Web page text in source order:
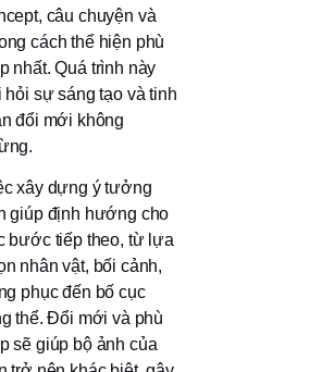
câu chuyện và
cách thể hiện phù
nhất. Quá trình này
hỏi sự sáng tạo và tinh
đổi mới không
xây dựng ý tưởng
giúp định hướng cho
bước tiếp theo, từ lựa
nhân vật, bối cảnh,
phục đến bố cục
thể. Đổi mới và phù
sẽ giúp bộ ảnh của